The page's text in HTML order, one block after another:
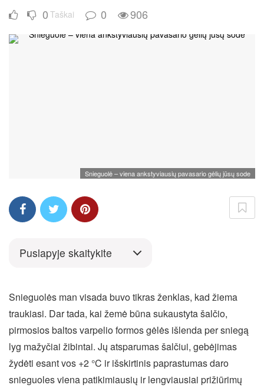
0 Taškai 0 906
Snieguolė – viena ankstyviausių pavasario gėlių jūsų sode
Puslapyje skaitykite
Snieguolės man visada buvo tikras ženklas, kad žiema
traukiasi. Dar tada, kai žemė būna sukaustyta šalčio,
pirmosios baltos varpelio formos gėlės išlenda per sniegą
lyg mažyčiai žibintai. Jų atsparumas šalčiui, gebėjimas
žydėti esant vos +2 °C ir išskirtinis paprastumas daro
snieguoles viena patikimiausių ir lengviausiai prižiūrimų